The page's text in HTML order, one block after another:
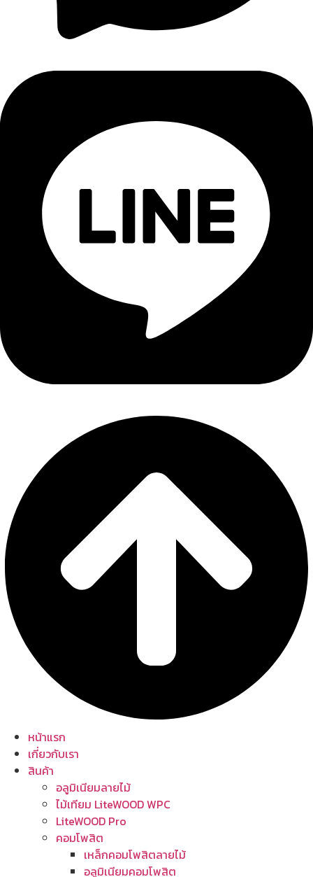
หน้าแรก
เกี่ยวกับเรา
สินค้า
อลูมิเนียมลายไม้
ไม้เทียม LiteWOOD WPC
LiteWOOD Pro
คอมโพสิต
เหล็กคอมโพสิตลายไม้
อลูมิเนียมคอมโพสิต